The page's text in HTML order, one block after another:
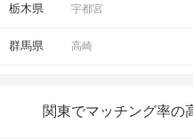
栃木県 宇都宮
群馬県 高崎
関東でマッチング率の